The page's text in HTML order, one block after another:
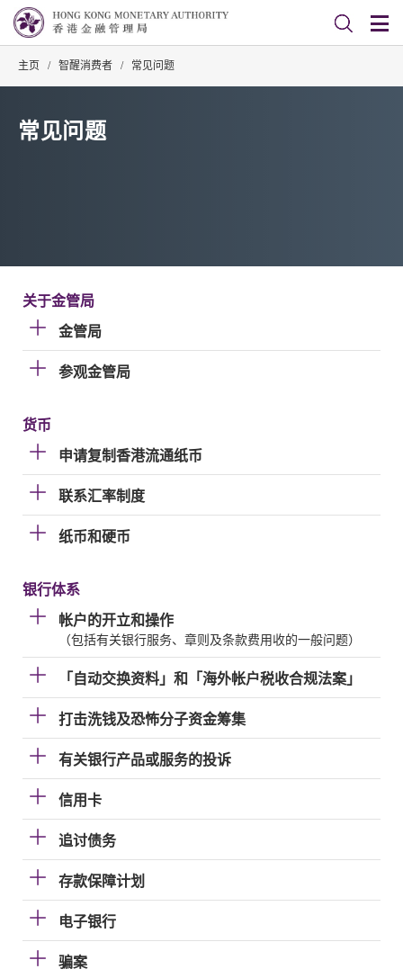
主页 / 智醒消费者 / 常见问题
常见问题
关于金管局
金管局
参观金管局
货币
申请复制香港流通纸币
联系汇率制度
纸币和硬币
银行体系
帐户的开立和操作
（包括有关银行服务、章则及条款费用收的一般问题）
「自动交换资料」和「海外帐户税收合规法案」
打击洗钱及恐怖分子资金筹集
有关银行产品或服务的投诉
信用卡
追讨债务
存款保障计划
电子银行
骗案